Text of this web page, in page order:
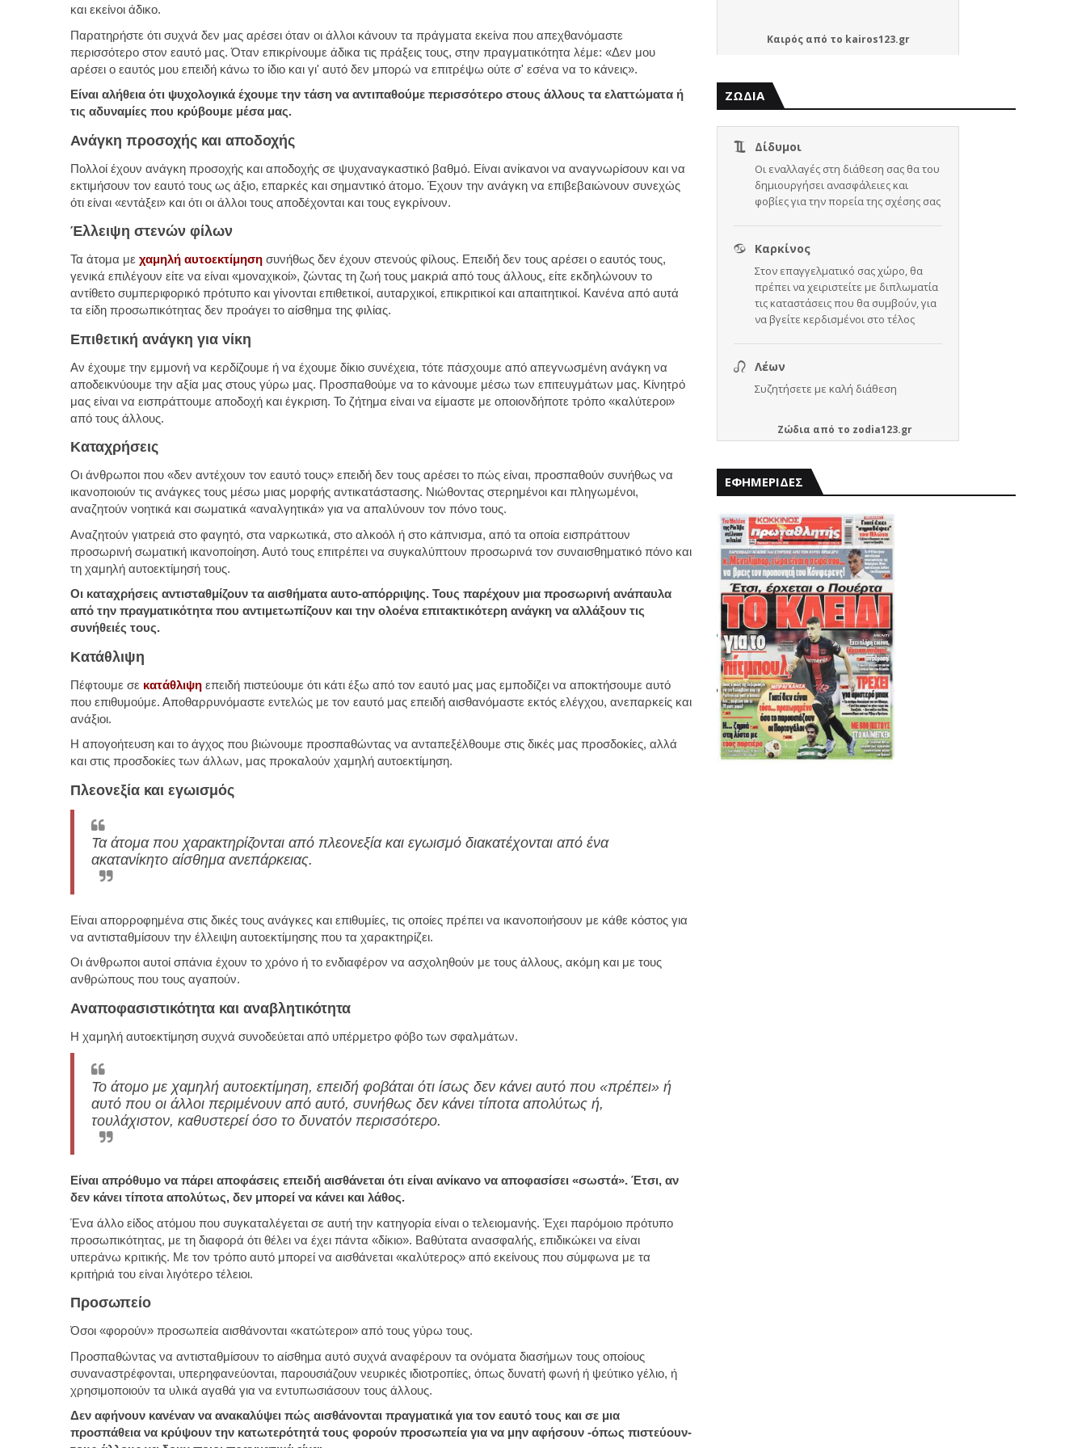
και εκείνοι άδικο.
Παρατηρήστε ότι συχνά δεν μας αρέσει όταν οι άλλοι κάνουν τα πράγματα εκείνα που απεχθανόμαστε
περισσότερο στον εαυτό μας. Όταν επικρίνουμε άδικα τις πράξεις τους, στην πραγματικότητα λέμε: «Δεν μου
αρέσει ο εαυτός μου επειδή κάνω το ίδιο και γι' αυτό δεν μπορώ να επιτρέψω ούτε σ' εσένα να το κάνεις».
Είναι αλήθεια ότι ψυχολογικά έχουμε την τάση να αντιπαθούμε περισσότερο στους άλλους τα ελαττώματα ή
τις αδυναμίες που κρύβουμε μέσα μας.
Ανάγκη προσοχής και αποδοχής
Πολλοί έχουν ανάγκη προσοχής και αποδοχής σε ψυχαναγκαστικό βαθμό. Είναι ανίκανοι να αναγνωρίσουν και να
εκτιμήσουν τον εαυτό τους ως άξιο, επαρκές και σημαντικό άτομο. Έχουν την ανάγκη να επιβεβαιώνουν συνεχώς
ότι είναι «εντάξει» και ότι οι άλλοι τους αποδέχονται και τους εγκρίνουν.
Έλλειψη στενών φίλων
Τα άτομα με χαμηλή αυτοεκτίμηση συνήθως δεν έχουν στενούς φίλους. Επειδή δεν τους αρέσει ο εαυτός τους,
γενικά επιλέγουν είτε να είναι «μοναχικοί», ζώντας τη ζωή τους μακριά από τους άλλους, είτε εκδηλώνουν το
αντίθετο συμπεριφορικό πρότυπο και γίνονται επιθετικοί, αυταρχικοί, επικριτικοί και απαιτητικοί. Κανένα από αυτά
τα είδη προσωπικότητας δεν προάγει το αίσθημα της φιλίας.
Επιθετική ανάγκη για νίκη
Αν έχουμε την εμμονή να κερδίζουμε ή να έχουμε δίκιο συνέχεια, τότε πάσχουμε από απεγνωσμένη ανάγκη να
αποδεικνύουμε την αξία μας στους γύρω μας. Προσπαθούμε να το κάνουμε μέσω των επιτευγμάτων μας. Κίνητρό
μας είναι να εισπράττουμε αποδοχή και έγκριση. Το ζήτημα είναι να είμαστε με οποιονδήποτε τρόπο «καλύτεροι»
από τους άλλους.
Καταχρήσεις
Οι άνθρωποι που «δεν αντέχουν τον εαυτό τους» επειδή δεν τους αρέσει το πώς είναι, προσπαθούν συνήθως να
ικανοποιούν τις ανάγκες τους μέσω μιας μορφής αντικατάστασης. Νιώθοντας στερημένοι και πληγωμένοι,
αναζητούν νοητικά και σωματικά «αναλγητικά» για να απαλύνουν τον πόνο τους.
Αναζητούν γιατρειά στο φαγητό, στα ναρκωτικά, στο αλκοόλ ή στο κάπνισμα, από τα οποία εισπράττουν
προσωρινή σωματική ικανοποίηση. Αυτό τους επιτρέπει να συγκαλύπτουν προσωρινά τον συναισθηματικό πόνο και
τη χαμηλή αυτοεκτίμησή τους.
Οι καταχρήσεις αντισταθμίζουν τα αισθήματα αυτο-απόρριψης. Τους παρέχουν μια προσωρινή ανάπαυλα
από την πραγματικότητα που αντιμετωπίζουν και την ολοένα επιτακτικότερη ανάγκη να αλλάξουν τις
συνήθειές τους.
Κατάθλιψη
Πέφτουμε σε κατάθλιψη επειδή πιστεύουμε ότι κάτι έξω από τον εαυτό μας μας εμποδίζει να αποκτήσουμε αυτό
που επιθυμούμε. Αποθαρρυνόμαστε εντελώς με τον εαυτό μας επειδή αισθανόμαστε εκτός ελέγχου, ανεπαρκείς και
ανάξιοι.
Η απογοήτευση και το άγχος που βιώνουμε προσπαθώντας να ανταπεξέλθουμε στις δικές μας προσδοκίες, αλλά
και στις προσδοκίες των άλλων, μας προκαλούν χαμηλή αυτοεκτίμηση.
Πλεονεξία και εγωισμός
Τα άτομα που χαρακτηρίζονται από πλεονεξία και εγωισμό διακατέχονται από ένα
ακατανίκητο αίσθημα ανεπάρκειας.
Είναι απορροφημένα στις δικές τους ανάγκες και επιθυμίες, τις οποίες πρέπει να ικανοποιήσουν με κάθε κόστος για
να αντισταθμίσουν την έλλειψη αυτοεκτίμησης που τα χαρακτηρίζει.
Οι άνθρωποι αυτοί σπάνια έχουν το χρόνο ή το ενδιαφέρον να ασχοληθούν με τους άλλους, ακόμη και με τους
ανθρώπους που τους αγαπούν.
Αναποφασιστικότητα και αναβλητικότητα
Η χαμηλή αυτοεκτίμηση συχνά συνοδεύεται από υπέρμετρο φόβο των σφαλμάτων.
Το άτομο με χαμηλή αυτοεκτίμηση, επειδή φοβάται ότι ίσως δεν κάνει αυτό που «πρέπει» ή
αυτό που οι άλλοι περιμένουν από αυτό, συνήθως δεν κάνει τίποτα απολύτως ή,
τουλάχιστον, καθυστερεί όσο το δυνατόν περισσότερο.
Είναι απρόθυμο να πάρει αποφάσεις επειδή αισθάνεται ότι είναι ανίκανο να αποφασίσει «σωστά». Έτσι, αν
δεν κάνει τίποτα απολύτως, δεν μπορεί να κάνει και λάθος.
Ένα άλλο είδος ατόμου που συγκαταλέγεται σε αυτή την κατηγορία είναι ο τελειομανής. Έχει παρόμοιο πρότυπο
προσωπικότητας, με τη διαφορά ότι θέλει να έχει πάντα «δίκιο». Βαθύτατα ανασφαλής, επιδικώκει να είναι
υπεράνω κριτικής. Με τον τρόπο αυτό μπορεί να αισθάνεται «καλύτερος» από εκείνους που σύμφωνα με τα
κριτήριά του είναι λιγότερο τέλειοι.
Προσωπείο
Όσοι «φορούν» προσωπεία αισθάνονται «κατώτεροι» από τους γύρω τους.
Προσπαθώντας να αντισταθμίσουν το αίσθημα αυτό συχνά αναφέρουν τα ονόματα διασήμων τους οποίους
συναναστρέφονται, υπερηφανεύονται, παρουσιάζουν νευρικές ιδιοτροπίες, όπως δυνατή φωνή ή ψεύτικο γέλιο, ή
χρησιμοποιούν τα υλικά αγαθά για να εντυπωσιάσουν τους άλλους.
Δεν αφήνουν κανέναν να ανακαλύψει πώς αισθάνονται πραγματικά για τον εαυτό τους και σε μια
προσπάθεια να κρύψουν την κατωτερότητά τους φορούν προσωπεία για να μην αφήσουν -όπως πιστεύουν-
Καιρόςαπό το kairos123.gr
ΖΩΔΙΑ
Ζώδια από το zodia123.gr
ΕΦΗΜΕΡΙΔΕΣ